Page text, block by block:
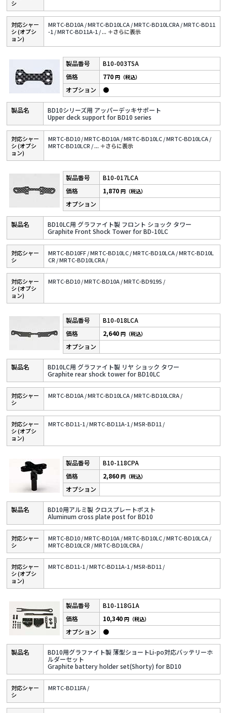
シ
対応シャー
シ (オプシ
ョン)
MRTC-BD10A /MRTC-BD10LCA /MRTC-BD10LCRA /MRTC-BD11
-1 /MRTC-BD11A-1 /... ＋さらに表⽰
B10-003TSA
BD10シリーズ用 アッパーデッキサポート
Upper deck support for BD10 series
770円（税込）
●
対応シャー
シ (オプシ
ョン)
MRTC-BD10 /MRTC-BD10A /MRTC-BD10LC /MRTC-BD10LCA /
MRTC-BD10LCR /... ＋さらに表⽰
B10-017LCA
BD10LC用 グラファイト製 フロント ショック タワー
Graphite Front Shock Tower for BD-10LC
1,870円（税込）
対応シャー
シ
MRTC-BD10FF /MRTC-BD10LC /MRTC-BD10LCA /MRTC-BD10L
CR /MRTC-BD10LCRA /
対応シャー
シ (オプシ
ョン)
MRTC-BD10 /MRTC-BD10A /MRTC-BD919S /
B10-018LCA
BD10LC用 グラファイト製 リヤ ショック タワー
Graphite rear shock tower for BD10LC
2,640円（税込）
対応シャー
シ
MRTC-BD10A /MRTC-BD10LCA /MRTC-BD10LCRA /
対応シャー
シ (オプシ
ョン)
MRTC-BD11-1 /MRTC-BD11A-1 /MSR-BD11 /
B10-118CPA
BD10用アルミ製 クロスプレートポスト
Aluminum cross plate post for BD10
2,860円（税込）
対応シャー
シ
MRTC-BD10 /MRTC-BD10A /MRTC-BD10LC /MRTC-BD10LCA /
MRTC-BD10LCR /MRTC-BD10LCRA /
対応シャー
シ (オプシ
ョン)
MRTC-BD11-1 /MRTC-BD11A-1 /MSR-BD11 /
B10-118G1A
BD10用グラファイト製 薄型ショートLi-po対応バッテリーホ
ルダーセット
Graphite battery holder set(Shorty) for BD10
10,340円（税込）
●
対応シャー
シ
MRTC-BD11FA /